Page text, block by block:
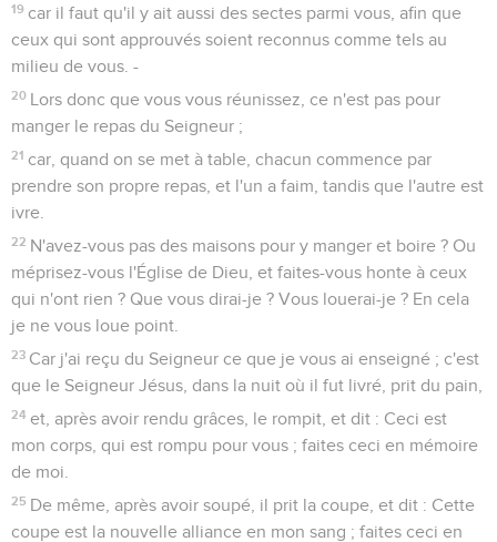
19 car il faut qu'il y ait aussi des sectes parmi vous, afin que
ceux qui sont approuvés soient reconnus comme tels au
milieu de vous. -
20 Lors donc que vous vous réunissez, ce n'est pas pour
manger le repas du Seigneur ;
21 car, quand on se met à table, chacun commence par
prendre son propre repas, et l'un a faim, tandis que l'autre est
ivre.
22 N'avez-vous pas des maisons pour y manger et boire ? Ou
méprisez-vous l'Église de Dieu, et faites-vous honte à ceux
qui n'ont rien ? Que vous dirai-je ? Vous louerai-je ? En cela
je ne vous loue point.
23 Car j'ai reçu du Seigneur ce que je vous ai enseigné ; c'est
que le Seigneur Jésus, dans la nuit où il fut livré, prit du pain,
24 et, après avoir rendu grâces, le rompit, et dit : Ceci est
mon corps, qui est rompu pour vous ; faites ceci en mémoire
de moi.
25 De même, après avoir soupé, il prit la coupe, et dit : Cette
coupe est la nouvelle alliance en mon sang ; faites ceci en